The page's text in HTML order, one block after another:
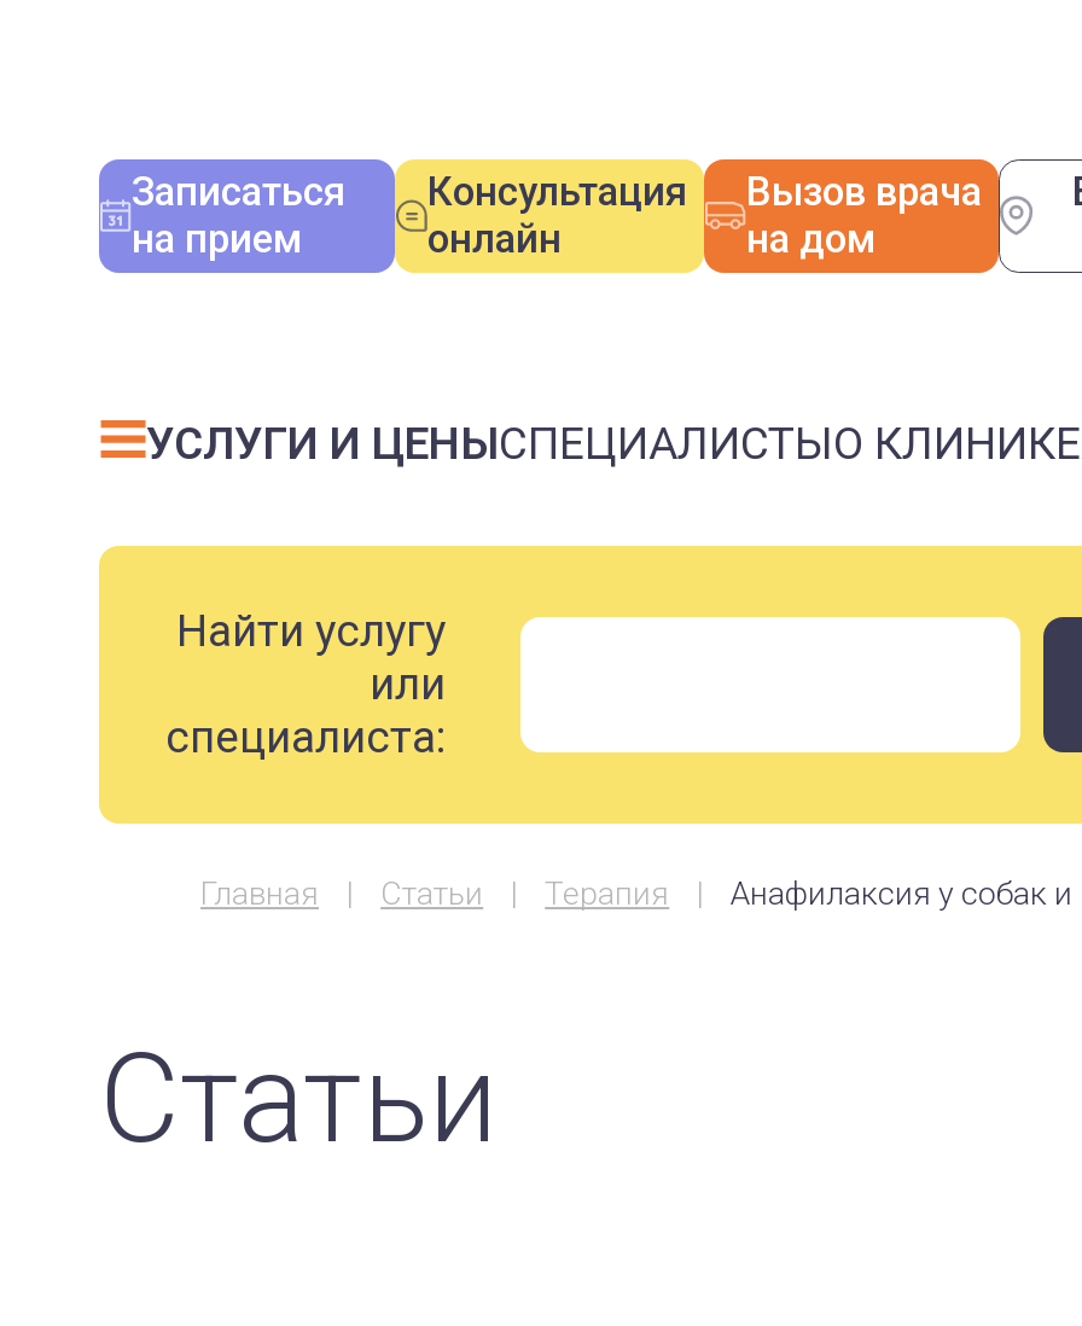
Записаться
на прием
Консультация
онлайн
Вызов врача
на дом
УСЛУГИ И ЦЕНЫСПЕЦИАЛИСТЫО КЛИНИКЕ
Найти услугу
или
специалиста:
Главная Статьи Терапия Анафилаксия у собак
Статьи